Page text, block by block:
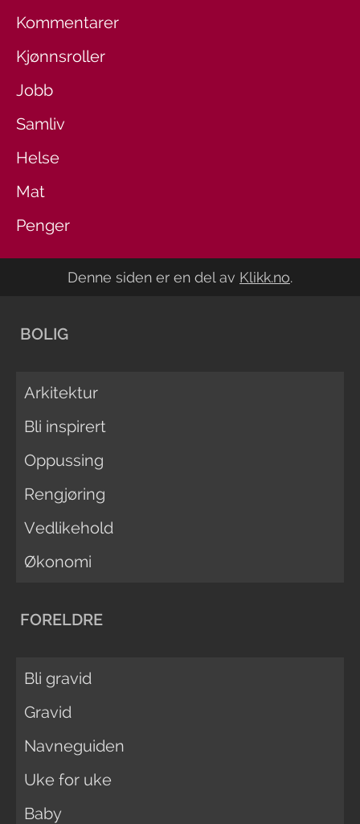
Kommentarer
Kjønnsroller
Jobb
Samliv
Helse
Mat
Penger
Denne siden er en del av Klikk.no.
BOLIG
Arkitektur
Bli inspirert
Oppussing
Rengjøring
Vedlikehold
Økonomi
FORELDRE
Bli gravid
Gravid
Navneguiden
Uke for uke
Baby